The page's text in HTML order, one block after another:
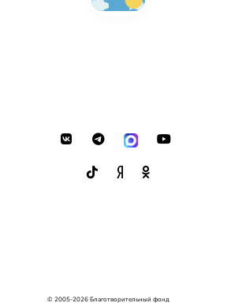
© 2005-2026 Благотворительный фонд